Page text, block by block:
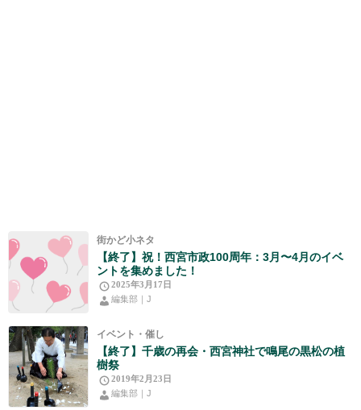
街かど小ネタ
【終了】祝！西宮市政100周年：3月〜4月のイベ
ントを集めました！
2025年3月17日
編集部｜J
イベント・催し
【終了】千歳の再会・西宮神社で鳴尾の黒松の植
樹祭
2019年2月23日
編集部｜J